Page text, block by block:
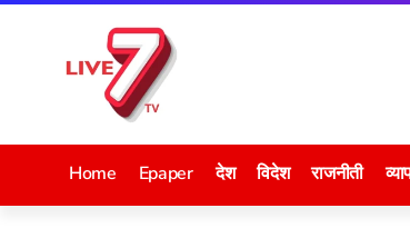
Home Epaper देश विदेश राजनीती